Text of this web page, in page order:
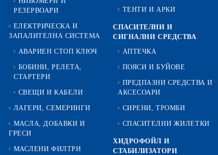
РЕЗЕРВОАРИ
ЕЛЕКТРИЧЕСКА И
ЗАПАЛИТЕЛНА СИСТЕМА
АВАРИЕН СТОП КЛЮЧ
БОБИНИ, РЕЛЕТА,
СТАРТЕРИ
СВЕЩИ И КАБЕЛИ
ЛАГЕРИ, СЕМЕРИНГИ
МАСЛА, ДОБАВКИ И
ГРЕСИ
МАСЛЕНИ ФИЛТРИ
ТЕНТИ И АРКИ
СПАСИТЕЛНИ И
СИГНАЛНИ СРЕДСТВА
АПТЕЧКА
ПОЯСИ И БУЙОВЕ
ПРЕДПАЗНИ СРЕДСТВА И
АКСЕСОАРИ
СИРЕНИ, ТРОМБИ
СПАСИТЕЛНИ ЖИЛЕТКИ
ХИДРОФОЙЛ И
СТАБИЛИЗАТОРИ